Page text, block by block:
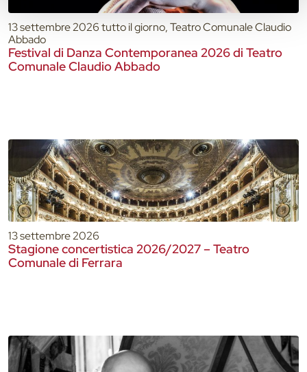
13 settembre 2026 tutto il giorno, Teatro Comunale Claudio
Abbado
Festival di Danza Contemporanea 2026 di Teatro
Comunale Claudio Abbado
13 settembre 2026
Stagione concertistica 2026/2027 – Teatro
Comunale di Ferrara